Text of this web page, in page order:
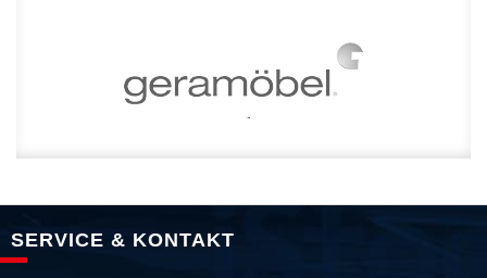
SERVICE & KONTAKT